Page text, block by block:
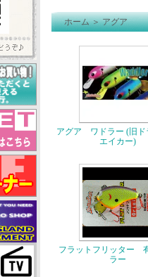
ホーム＞アグア
アグア ワドラー (旧ド
エイカー)
フラットフリッター
ラー